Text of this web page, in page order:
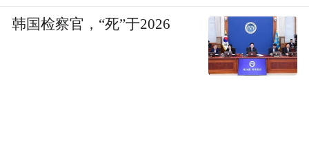
韩国检察官，“死”于2026